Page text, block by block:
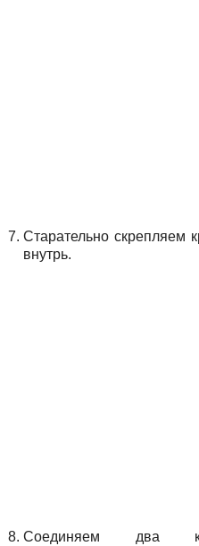
Старательно скрепляем
внутрь.
Соединяем два